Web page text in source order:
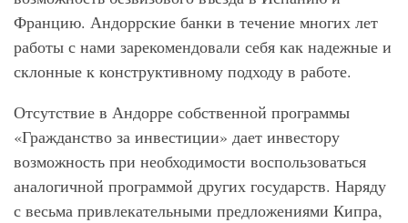
Францию. Андоррские банки в течение многих лет
работы с нами зарекомендовали себя как надежные и
склонные к конструктивному подходу в работе.
Отсутствие в Андорре собственной программы
«Гражданство за инвестиции» дает инвестору
возможность при необходимости воспользоваться
аналогичной программой других государств. Наряду
с весьма привлекательными предложениями Кипра,